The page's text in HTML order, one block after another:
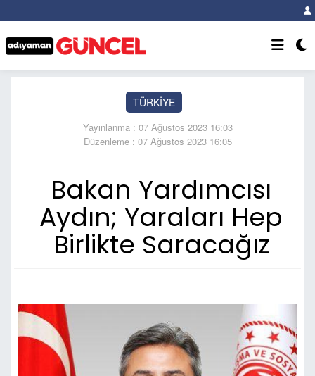
TÜRKİYE
Yayınlanma : 07 Ağustos 2023 16:03
Düzenleme : 07 Ağustos 2023 16:05
Bakan Yardımcısı
Aydın; Yaraları Hep
Birlikte Saracağız